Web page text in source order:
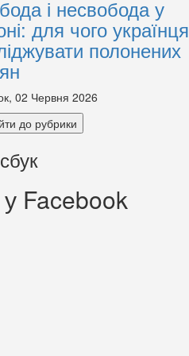
і несвобода у
для чого
полонених
02 Червня 2026
до рубрики
Facebook